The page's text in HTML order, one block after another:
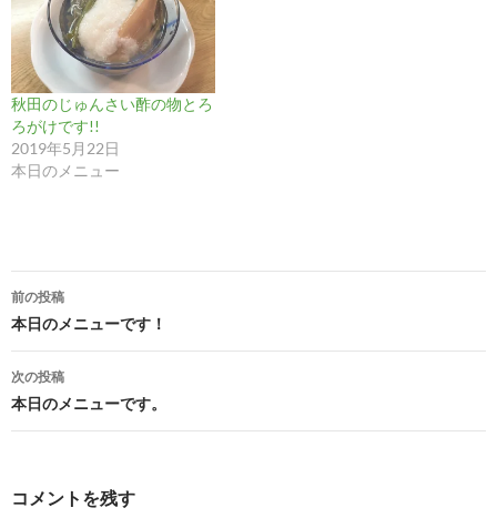
秋田のじゅんさい酢の物とろ
ろがけです!!
2019年5月22日
本日のメニュー
投
稿
ナ
ビ
ゲ
前の投稿
本日のメニューです！
次の投稿
本日のメニューです。
コメントを残す